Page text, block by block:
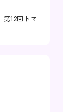
第12回トマ